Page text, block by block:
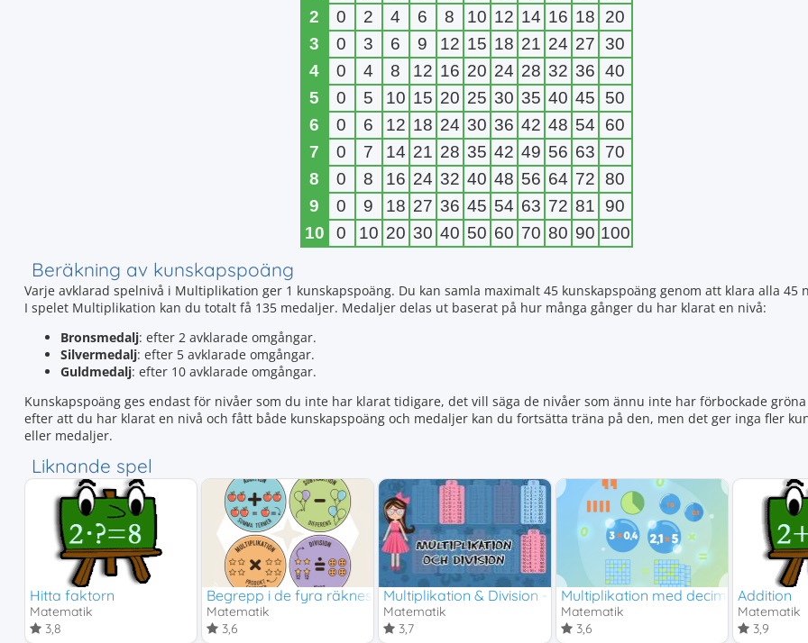
2
0 2 4 6 8 10 12 14 16 18
20
3
0 3 6 9 12 15 18 21 24 27 30
4
0 4 8 12 16 20 24 28 32 36 40
5
0 5 10 15 20 25 30 35 40 45
50
6
0 6 12 18 24 30 36 42 48 54
60
7
0 7 14 21 28 35 42 49 56 63
70
8
0 8 16 24 32 40 48 56 64 72 80
9
0 9 18 27 36 45 54 63 72 81
90
10
0 10 20 30 40 50 60 70 80 90 100
Beräkning av kunskapspoäng
Varje avklarad spelnivå i Multiplikation ger 1 kunskapspoäng. Du kan samla maximalt 45 kunskapspoäng genom att klara alla 45
I spelet Multiplikation kan du totalt få 135 medaljer. Medaljer delas ut baserat på hur många gånger du har klarat en nivå:
Bronsmedalj: efter 2 avklarade omgångar.
Silvermedalj: efter 5 avklarade omgångar.
Guldmedalj: efter 10 avklarade omgångar.
Kunskapspoäng ges endast för nivåer som du inte har klarat tidigare, det vill säga de nivåer som ännu inte har förbockade
efter att du har klarat en nivå och fått både kunskapspoäng och medaljer kan du fortsätta träna på den, men det ger inga fler
eller medaljer.
Liknande spel
Hitta faktorn
Matematik
3,8
Begrepp i de fyra räknesätten
Matematik
3,6
Multiplikation & Division - Tabellerna 2, 5 och 10
Matematik
3,7
Multiplikation med decimaltal
Matematik
3,6
Addition
Matematik
3,9